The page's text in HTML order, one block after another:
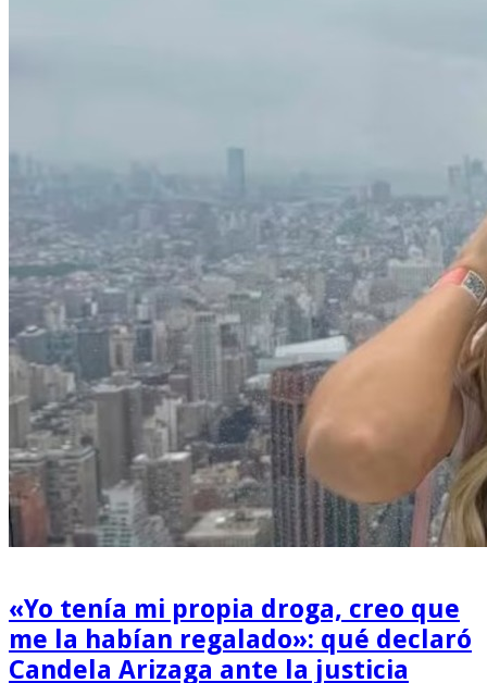
«Yo tenía mi propia droga, creo que
me la habían regalado»: qué declaró
Candela Arizaga ante la justicia